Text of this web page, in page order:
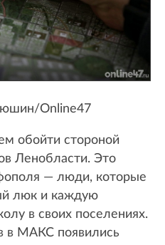
Online47
обойти стороной
Ленобласти. Это
— люди, которые
люк и каждую
в своих поселениях.
в МАКС появились